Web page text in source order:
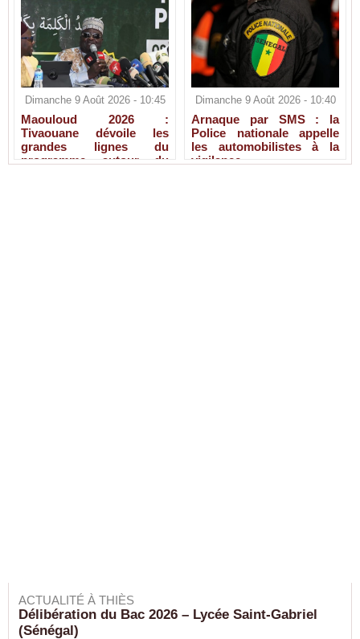
Dimanche 9 Août 2026 - 10:45
Maouloud 2026 :
Tivaouane dévoile les
grandes lignes du
programme autour du
Dimanche 9 Août 2026 - 10:40
Arnaque par SMS : la
Police nationale appelle
les automobilistes à la
vigilance
ACTUALITÉ À THIÈS
Délibération du Bac 2026 – Lycée Saint-Gabriel
(Sénégal)